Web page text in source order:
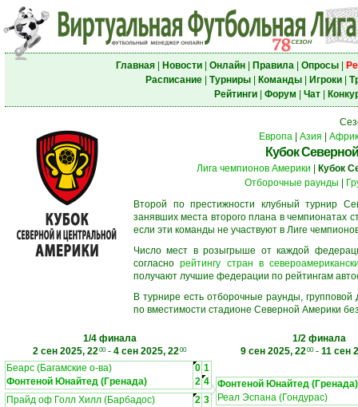
Главная| Новости| Онлайн| Правила| Опросы|
Расписание| Турниры| Команды| Игроки|
Рейтинги| Форум Чат|
Европа| Азия
Кубок
Лига чемпионов Америки
Кубок
Отборочные раунды
Второй по престижности клубный турнир
занявших места второго плана в чемпионатах
если эти команды не участвуют в Лиге
Число мест в розыгрыше от каждой
согласнорейтингу стран в
получают лучшие федерации по рейтингам
В турнире есть отборочные раунды,
по вместимости стадионе Северной Америки
1/4 финала
2 сен 2025, 2200- 4 сен 2025, 2200
1/2 финала
9 сен 2025, 2200- 11 сен
Беарс (Багамские о-ва)
0 1
Фонтеной Юнайтед (Гренада)
2 4
Прайд оф Голл Хилл (Барбадос)
2 3
Фонтеной Юнайтед (Гренада)
Реал Эспана (Гондурас)